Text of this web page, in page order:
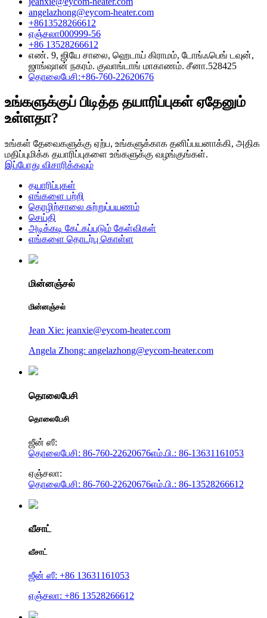
angelazhong@eycom-heater.com
+8613528266612
ஏஞ்சலா000999-56
+86 13528266612
எண். 9, ஜியே சாலை, ஹெடாய் கிராமம், டோங்ஃபெங் டவுன்,
ஜாங்ஷான் நகரம். குவாங்டாங் மாகாணம். சீனா.528425
தொலைபேசி:+86-760-22620676
உங்களுக்குப் பிடித்த தயாரிப்புகள் ஏதேனும்
உள்ளதா?
உங்கள் தேவைகளுக்கு ஏற்ப, உங்களுக்காக தனிப்பயனாக்கி, அதிக
மதிப்புமிக்க தயாரிப்புகளை உங்களுக்கு வழங்குங்கள்.
இப்போது விசாரிக்கவும்
தயாரிப்புகள்
எங்களை பற்றி
தொழிற்சாலை சுற்றுப்பயணம்
செய்தி
அடிக்கடி கேட்கப்படும் கேள்விகள்
எங்களை தொடர்பு கொள்ள
மின்னஞ்சல்
மின்னஞ்சல்
Jean Xie: jeanxie@eycom-heater.com
Angela Zhong: angelazhong@eycom-heater.com
தொலைபேசி
தொலைபேசி
ஜீன் ஸீ:
தொலைபேசி: 86-760-22620676எம்.பி.: 86-13631161053
ஏஞ்சலா:
தொலைபேசி: 86-760-22620676எம்.பி.: 86-13528266612
வீசாட்
வீசாட்
ஜீன் ஸீ: +86 13631161053
ஏஞ்சலா: +86 13528266612